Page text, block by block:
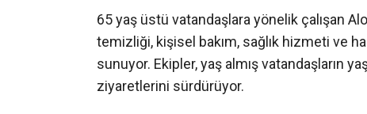
65 yaş üstü vatandaşlara yönelik çalışan
temizliği, kişisel bakım, sağlık hizmeti ve
sunuyor. Ekipler, yaş almış vatandaşların
ziyaretlerini sürdürüyor.